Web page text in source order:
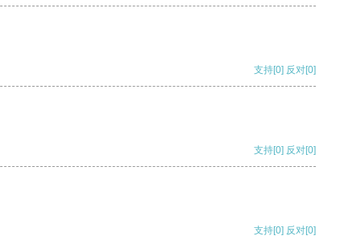
支持[0] 反对[0]
支持[0] 反对[0]
支持[0] 反对[0]